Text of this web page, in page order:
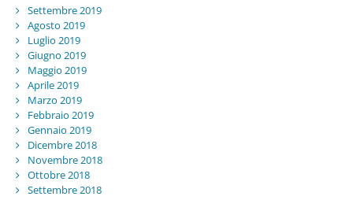
Settembre 2019
Agosto 2019
Luglio 2019
Giugno 2019
Maggio 2019
Aprile 2019
Marzo 2019
Febbraio 2019
Gennaio 2019
Dicembre 2018
Novembre 2018
Ottobre 2018
Settembre 2018